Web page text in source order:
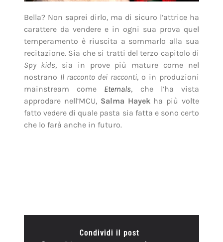
Bella? Non saprei dirlo, ma di sicuro l’attrice ha
carattere da vendere e in ogni sua prova quel
temperamento è riuscita a sommarlo alla sua
recitazione. Sia che si tratti del terzo capitolo di
Spy kids, sia in prove più mature come nel
nostrano Il racconto dei racconti, o in produzioni
mainstream come Eternals, che l’ha vista
approdare nell’MCU, Salma Hayekha più volte
fatto vedere di quale pasta sia fatta e sono certo
che lo farà anche in futuro.
Condividi il post